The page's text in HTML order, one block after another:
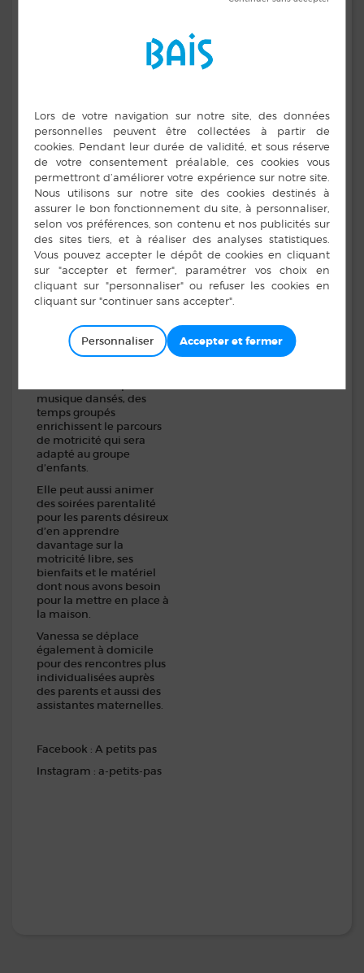
lâcher », bébé qui ne sait
pas se protéger… S’étant
spécialisée dans la
rééducation pédiatrique
et devant les résultats
obtenus auprès de tous
ces bébés, elle a acquis la
conviction qu’il fallait
informer de manière
simple et pédagogique
l’entourage des bébés,
depuis les parents
jusqu’aux professionnels…
Vanessa vous propose
pour les enfants de
moins de 3 ans
accompagnés de leurs
musique dansés, des
temps groupés
enrichissent le parcours
de motricité qui sera
adapté au groupe
d’enfants.
Elle peut aussi animer
des soirées parentalité
pour les parents désireux
d’en apprendre
davantage sur la
motricité libre, ses
bienfaits et le matériel
dont nous avons besoin
pour la mettre en place à
la maison.
Vanessa se déplace
également à domicile
pour des rencontres plus
individualisées auprès
des parents et aussi des
assistantes maternelles.
Facebook : A petits pas
Instagram : a-petits-pas
Personnaliser